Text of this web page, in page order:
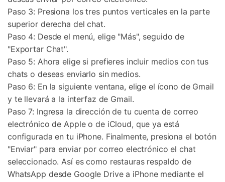
Paso 3: Presiona los tres puntos verticales en la parte
superior derecha del chat.
Paso 4: Desde el menú, elige "Más", seguido de
"Exportar Chat".
Paso 5: Ahora elige si prefieres incluir medios con tus
chats o deseas enviarlo sin medios.
Paso 6: En la siguiente ventana, elige el ícono de Gmail
y te llevará a la interfaz de Gmail.
Paso 7: Ingresa la dirección de tu cuenta de correo
electrónico de Apple o de iCloud, que ya está
configurada en tu iPhone. Finalmente, presiona el botón
"Enviar" para enviar por correo electrónico el chat
seleccionado. Así es como restauras respaldo de
WhatsApp desde Google Drive a iPhone mediante el